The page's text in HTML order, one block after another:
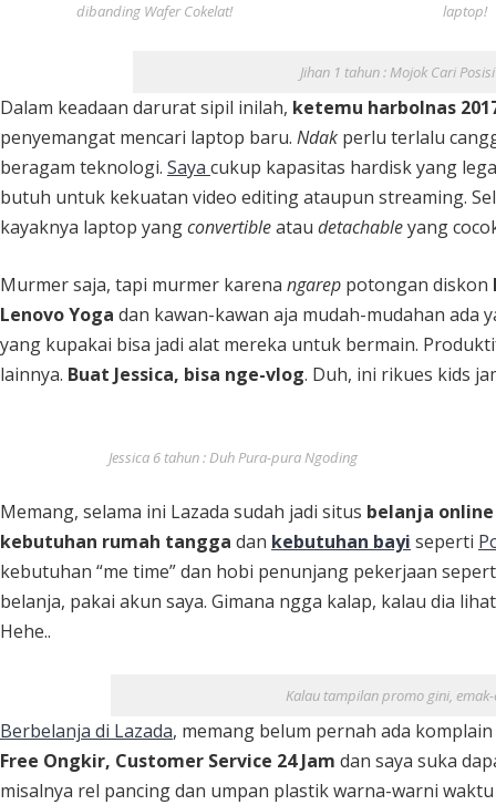
dibanding Wafer Cokelat!
laptop!
Jihan 1 tahun : Mojok Cari
Dalam keadaan darurat sipil inilah, ketemu harbolnas
penyemangat mencari laptop baru. Ndak perlu terlalu
beragam teknologi. Saya cukup kapasitas hardisk yang
butuh untuk kekuatan video editing ataupun streaming.
kayaknya laptop yangconvertibleatau detachableyang
Murmer saja, tapi murmer karena ngarep potongan diskon
Lenovo Yoga dan kawan-kawan aja mudah-mudahan ada
yang kupakai bisa jadi alat mereka untuk bermain.
lainnya. Buat Jessica, bisa nge-vlog. Duh, ini rikues kids
Jessica 6 tahun : Duh Pura-pura Ngoding
Memang, selama ini Lazada sudah jadi situs belanja online
kebutuhan rumah tangga dan kebutuhan bayi seperti
kebutuhan “me time” dan hobi penunjang pekerjaan
belanja, pakai akun saya. Gimana ngga kalap, kalau dia
Hehe..
Kalau tampilan promo gini,
Berbelanja di Lazada, memang belum pernah ada
Free Ongkir, Customer Service 24 Jam dan saya suka
misalnya rel pancing dan umpan plastik warna-warni